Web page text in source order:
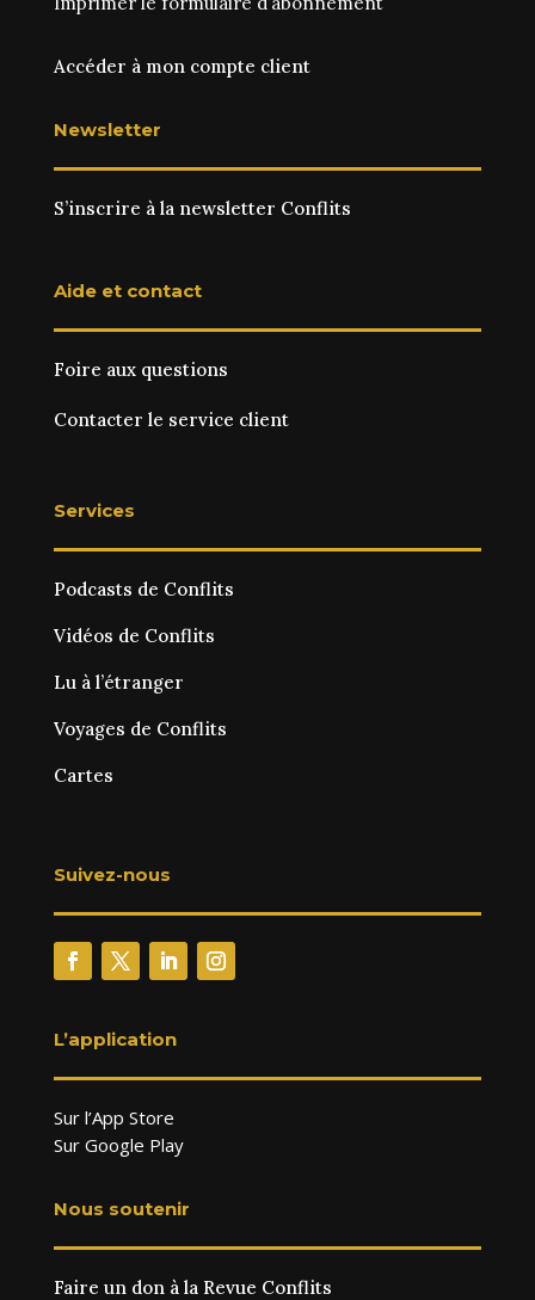
Accéder à mon compte client
Newsletter
S’inscrire à la newsletter Conflits
Aide et contact
Foire aux questions
Contacter le service client
Services
Podcasts de Conflits
Vidéos de Conflits
Lu à l’étranger
Voyages de Conflits
Cartes
Suivez-nous
L’application
Sur l’App Store
Sur Google Play
Nous soutenir
Faire un don à la Revue Conflits